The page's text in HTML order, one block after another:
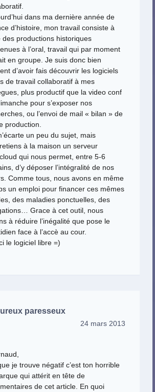
dans ma dernière année de
d’histoire, mon travail consiste à
des productions historiques
à l’oral, travail qui par moment
en groupe. Je suis donc bien
d’avoir fais découvrir les logiciels
de travail collaboratif à mes
plus productif que la video conf
pour s’exposer nos
ou l’envoi de mail « bilan » de
production.
un peu du sujet, mais
à la maison un serveur
qui nous permet, entre 5-6
d’y déposer l’intégralité de nos
Comme tous, nous avons en même
un emploi pour financer ces mêmes
des maladies ponctuelles, des
Grace à cet outil, nous
à réduire l’inégalité que pose le
face à l’accè au cour.
le logiciel libre =)
paresseux
24 mars 2013
je trouve négatif c’est ton horrible
qui attérit en tête de
de cet article. En quoi